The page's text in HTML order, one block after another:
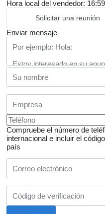
Hora local del vendedor:
Solicitar una reunión
Enviar mensaje
Compruebe el número de
internacional e incluir el
país